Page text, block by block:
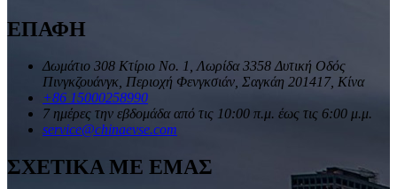
ΕΠΑΦΗ
Δωμάτιο 308 Κτίριο Νο. 1, Λωρίδα 3358 Δυτική Οδός
Πινγκζουάνγκ, Περιοχή Φενγκσιάν, Σαγκάη 201417, Κίνα
+86 15000258990
7 ημέρες την εβδομάδα από τις 10:00 π.μ. έως τις 6:00 μ.μ.
service@chinaevse.com
ΣΧΕΤΙΚΑ ΜΕ ΕΜΑΣ